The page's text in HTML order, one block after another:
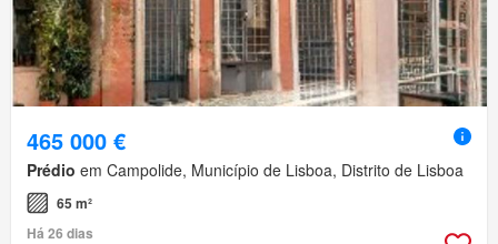
465 000 €
Prédio em Campolide, Município de Lisboa, Distrito de Lisboa
65 m²
Há 26 dias